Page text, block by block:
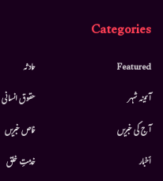
Categories
Featured
آئینہ شہر
آج کی خبریں
أخبار
حادثہ
حقوق انسانی
خاص خبریں
خدمتِ خلق